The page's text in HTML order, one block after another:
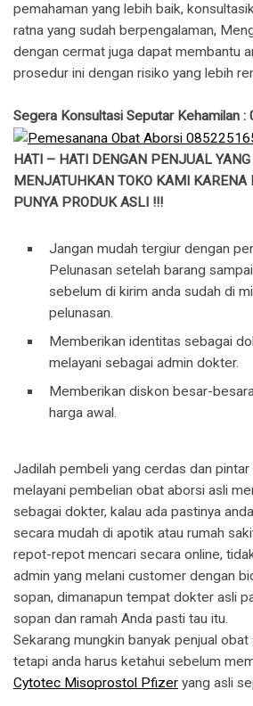
pemahaman yang lebih baik,
ratna yang sudah berpengalaman,
dengan cermat juga dapat membantu
prosedur ini dengan risiko yang lebih
Segera Konsultasi Seputar Kehamilan
HATI – HATI DENGAN PENJUAL
MENJATUHKAN TOKO KAMI KARENA
PUNYA PRODUK ASLI !!!
Jangan mudah tergiur dengan
Pelunasan setelah barang
sebelum di kirim anda sudah di
pelunasan.
Memberikan identitas sebagai
melayani sebagai admin dokter.
Memberikan diskon besar-
harga awal.
Jadilah pembeli yang cerdas dan
melayani pembelian obat aborsi asli
sebagai dokter, kalau ada pastinya
secara mudah di apotik atau rumah
repot-repot mencari secara online,
admin yang melani customer dengan
sopan, dimanapun tempat dokter asli
sopan dan ramah Anda pasti tau itu.
Sekarang mungkin banyak penjual
tetapi anda harus ketahui sebelum
Cytotec Misoprostol Pfizer yang asli